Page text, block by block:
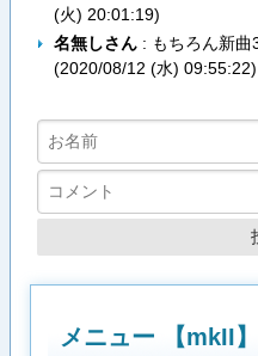
(火) 20:01:19)
名無しさん: もちろん新曲
(2020/08/12 (水) 09:55:22)
メニュー 【mkII】